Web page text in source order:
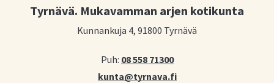
Tyrnävä. Mukavamman arjen kotikunta
Kunnankuja 4, 91800 Tyrnävä
Puh: 08 558 71300
kunta@tyrnava.fi